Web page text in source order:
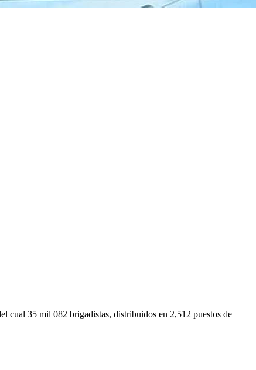
cual 35 mil 082 brigadistas, distribuidos en 2,512 puestos de